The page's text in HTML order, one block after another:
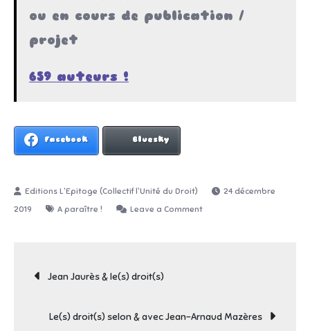
ou en cours de publication /
projet
659 auteurs !
Facebook Bluesky
24 décembre
2019
A paraître ! Leave a Commenton
de
Navigation
de
Jean Jaurès & le(s) droit(s)
Le(s) droit(s) selon & avec Jean-Arnaud Mazères